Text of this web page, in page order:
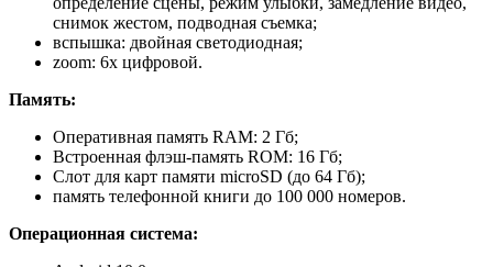
снимок жестом, подводная съемка;
вспышка: двойная светодиодная;
zoom: 6х цифровой.
Память:
Оперативная память RAM: 2 Гб;
Встроенная флэш-память ROM: 16 Гб;
Слот для карт памяти microSD (до 64 Гб);
память телефонной книги до 100 000 номеров.
Операционная система: